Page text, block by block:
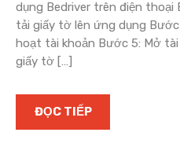
dụng Bedriver trên điện thoại
tải giấy tờ lên ứng dụng
hoạt tài khoản Bước 5: Mở tài
giấy tờ […]
ĐỌC TIẾP